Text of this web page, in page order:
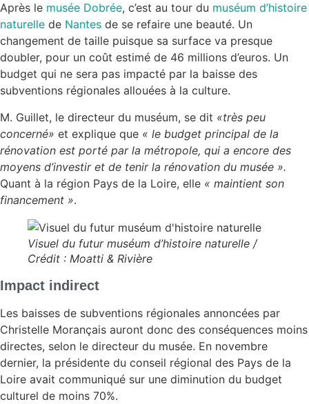
Après le musée Dobrée, c’est au tour du muséum d’histoire
naturelle de Nantes de se refaire une beauté. Un
changement de taille puisque sa surface va presque
doubler, pour un coût estimé de 46 millions d’euros. Un
budget qui ne sera pas impacté par la baisse des
subventions régionales allouées à la culture.
M. Guillet, le directeur du muséum, se dit «très peu
concerné» et explique que « le budget principal de la
rénovation est porté par la métropole, qui a encore des
moyens d’investir et de tenir la rénovation du musée ».
Quant à la région Pays de la Loire, elle « maintient son
financement ».
Visuel du futur muséum d’histoire naturelle /
Crédit : Moatti & Rivière
Impact indirect
Les baisses de subventions régionales annoncées par
Christelle Morançais auront donc des conséquences moins
directes, selon le directeur du musée. En novembre
dernier, la présidente du conseil régional des Pays de la
Loire avait communiqué sur une diminution du budget
culturel de moins 70%.